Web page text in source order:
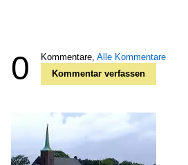
0 Kommentare, Alle Kommentare
Kommentar verfassen